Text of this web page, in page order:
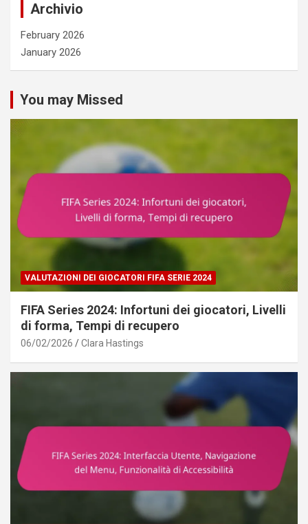
Archivio
February 2026
January 2026
You may Missed
VALUTAZIONI DEI GIOCATORI FIFA SERIE 2024
FIFA Series 2024: Infortuni dei giocatori, Livelli
di forma, Tempi di recupero
06/02/2026 Clara Hastings